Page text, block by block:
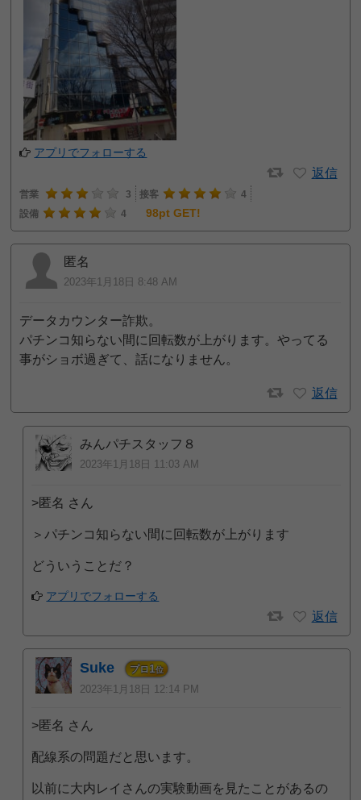
アプリでフォローする
返信
営業 3 接客
4
設備
4 98pt GET!
匿名
2023年1月18日 8:48 AM
データカウンター詐欺。
パチンコ知らない間に回転数が上がります。やってる
事がショボ過ぎて、話になりません。
返信
みんパチスタッフ８
2023年1月18日 11:03 AM
>匿名 さん
＞パチンコ知らない間に回転数が上がります
どういうことだ？
アプリでフォローする
返信
Suke プロ 1位
2023年1月18日 12:14 PM
>匿名 さん
配線系の問題だと思います。
以前に大内レイさんの実験動画を見たことがあるの